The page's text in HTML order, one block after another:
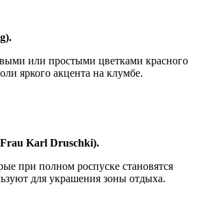
или простыми цветками красного
яркого акцента на клумбе.
Karl Druschki).
при полном роспуске становятся
для украшения зоны отдыха.